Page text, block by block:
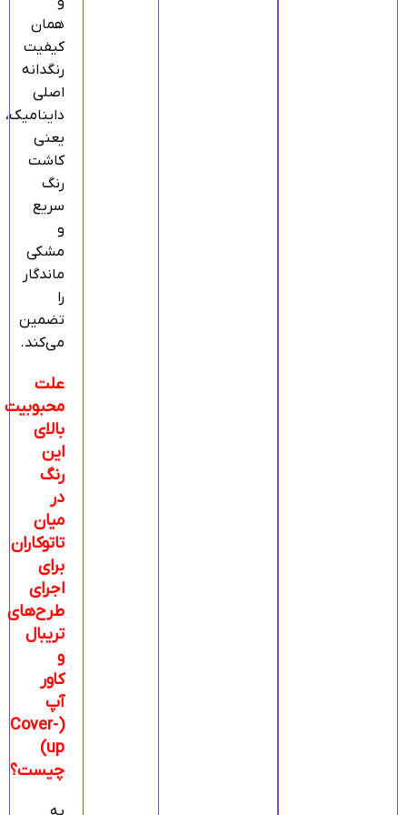
همان
کیفیت
رنگدانه‌
اصلی
داینامیک،
یعنی
کاشت
رنگ
سریع
و
مشکی
ماندگار
را
تضمین
می‌کند.
علت
محبوبیت
بالای
این
رنگ
در
میان
تاتوکاران
برای
اجرای
طرح‌های
تریبال
و
کاور
آپ
(Cover-
up)
چیست؟
به